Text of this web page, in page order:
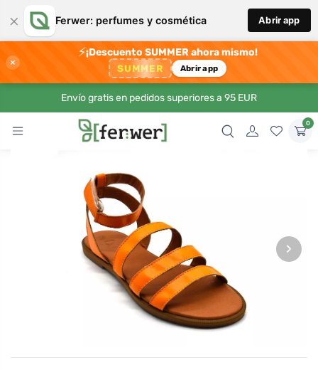
× Ferwer: perfumes y cosmética Abrir app
×
⚡¡Descuento SUMMER ahora mismo!
SUMMER Abrir app
Envío gratis en pedidos superiores a 95 EUR
0
›